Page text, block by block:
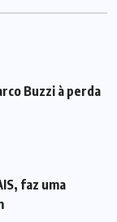
Buzzi à perda
faz uma